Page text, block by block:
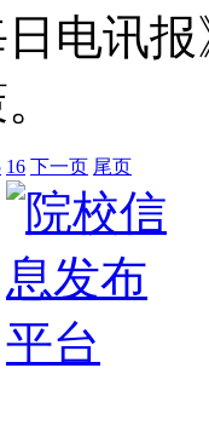
电讯
。
16 下一页 尾页